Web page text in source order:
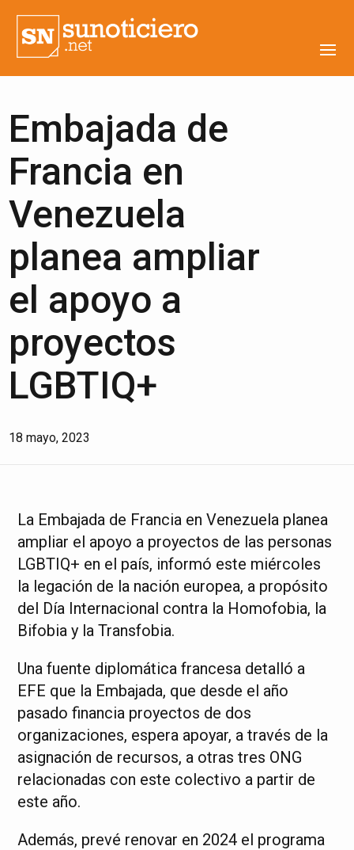
Embajada de
Francia en
Venezuela
planea ampliar
el apoyo a
proyectos
LGBTIQ+
18 mayo, 2023
La Embajada de Francia en Venezuela planea
ampliar el apoyo a proyectos de las personas
LGBTIQ+ en el país, informó este miércoles
la legación de la nación europea, a propósito
del Día Internacional contra la Homofobia, la
Bifobia y la Transfobia.
Una fuente diplomática francesa detalló a
EFE que la Embajada, que desde el año
pasado financia proyectos de dos
organizaciones, espera apoyar, a través de la
asignación de recursos, a otras tres ONG
relacionadas con este colectivo a partir de
este año.
Además, prevé renovar en 2024 el programa